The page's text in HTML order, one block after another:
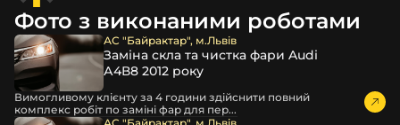
декоративні маски
професійні інструменти для розбору фари
бутиловий герметик для збору фари
рідини для розбирання фари
і також для автомобілівBIG JOY,Foton,Soueast
Mercedes-Benzта інших, які будуть на 100 % сумісними
Фото з виконаними роботами
АС "Байрактар", м.Львів
Заміна скла та чистка фари Audi
А4В8 2012 року
Вимогливому клієнту за 4 години здійснити повний
комплекс робіт по заміні фар для пер...